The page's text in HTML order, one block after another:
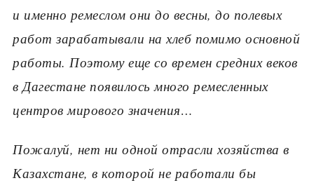
и именно ремеслом они до весны, до полевых
работ зарабатывали на хлеб помимо основной
работы. Поэтому еще со времен средних веков
в Дагестане появилось много ремесленных
центров мировогозначения…
Пожалуй, нет ни одной отрасли хозяйства в
Казахстане, в которой не работали бы